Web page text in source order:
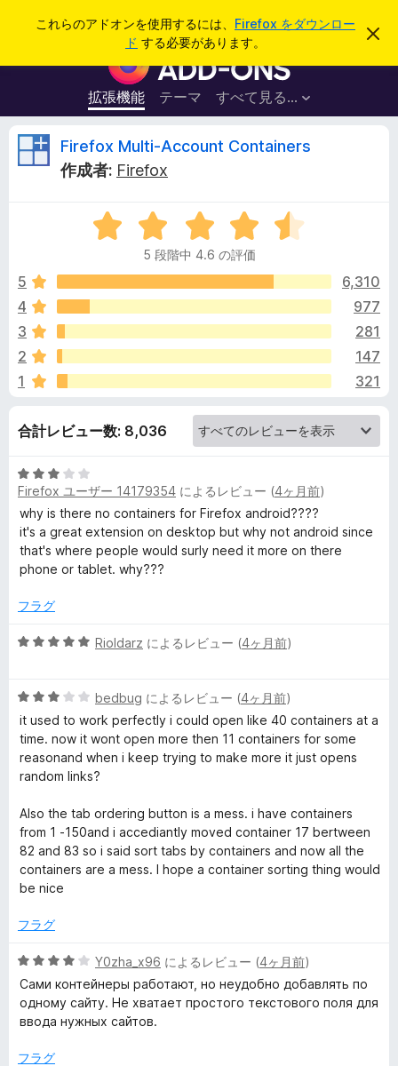
これらのアドオンを使用するには、 Firefox をダウンロー
ド する必要があります。
こ
を
F
i
r
e
ラ
ウ
ザ
ー
ド
オ
ン
拡張機能 テーマ すべて見る...
ログイン
F
e
f
o
M
u
l
t
A
c
c
o
u
t
C
Firefox Multi-Account Containers
作成者: Firefox
5
段
中
.
の
価
5 段階中 4.6 の評価
5
6,310
4
977
3
281
2
147
1
321
合計レビュー数: 8,036
5
段
階
中
3
の
価
Firefox ユーザー 14179354 によるレビュー (4ヶ月前)
why is there no containers for Firefox android????
it's a great extension on desktop but why not android since
that's where people would surly need it more on there
phone or tablet. why???
フラグ
5
中
5
の
評
価
Rioldarz によるレビュー (4ヶ月前)
5
段
階
中
3
評
価
bedbug によるレビュー (4ヶ月前)
it used to work perfectly i could open like 40 containers at a
time. now it wont open more then 11 containers for some
reasonand when i keep trying to make more it just opens
random links?
Also the tab ordering button is a mess. i have containers
from 1 -150and i accediantly moved container 17 bertween
82 and 83 so i said sort tabs by containers and now all the
containers are a mess. I hope a container sorting thing would
be nice
フラグ
5
段
階
中
の
Y0zha_x96 によるレビュー (4ヶ月前)
Сами контейнеры работают, но неудобно добавлять по
одному сайту. Не хватает простого текстового поля для
ввода нужных сайтов.
フラグ